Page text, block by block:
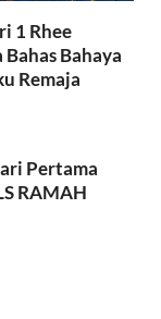
1 Rhee
Bahaya
Remaja
Pertama
RAMAH